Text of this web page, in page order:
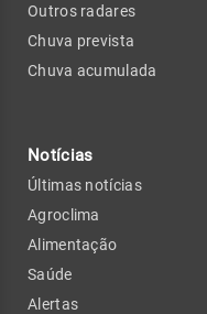
Outros radares
Chuva prevista
Chuva acumulada
Notícias
Últimas notícias
Agroclima
Alimentação
Saúde
Alertas